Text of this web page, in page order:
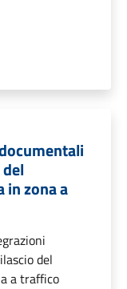
in zona a
del
a traffico